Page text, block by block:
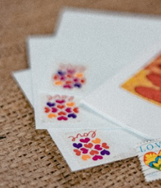
Gedragsverandering
Interne
Martech